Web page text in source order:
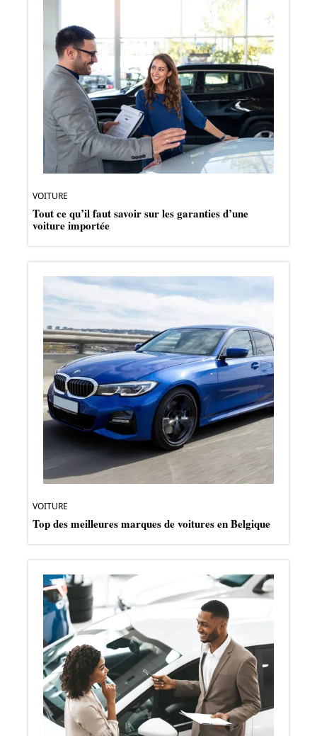
VOITURE
Tout ce qu’il faut savoir sur les garanties d’une
voiture importée
VOITURE
Top des meilleures marques de voitures en Belgique